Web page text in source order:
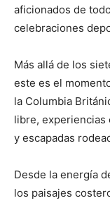
aficionados de
celebraciones
Más allá de los
este es el
la Columbia
libre, experiencias
y escapadas
Desde la energía
los paisajes